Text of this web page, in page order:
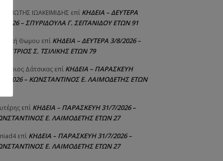
IΩΑΚΕΙΜΙΔΗΣ επί ΚΗΔΕΙΑ – ΔΕΥΤΕΡΑ
2026 – ΣΠΥΡΙΔΟΥΛΑ Γ. ΣΕΪΤΑΝΙΔΟΥ ΕΤΩΝ 91
Θωμου επί ΚΗΔΕΙΑ – ΔΕΥΤΕΡΑ 3/8/2026 –
Σ. ΤΣΙΛΙΚΗΣ ΕΤΩΝ 79
Δάτσικας επί ΚΗΔΕΙΑ – ΠΑΡΑΣΚΕΥΗ
7/2026 – ΚΩΝΣΤΑΝΤΙΝΟΣ Ε. ΛΑΙΜΟΔΕΤΗΣ ΕΤΩΝ
επί ΚΗΔΕΙΑ – ΠΑΡΑΣΚΕΥΗ 31/7/2026 –
Ε. ΛΑΙΜΟΔΕΤΗΣ ΕΤΩΝ 27
επί ΚΗΔΕΙΑ – ΠΑΡΑΣΚΕΥΗ 31/7/2026 –
Ε. ΛΑΙΜΟΔΕΤΗΣ ΕΤΩΝ 27